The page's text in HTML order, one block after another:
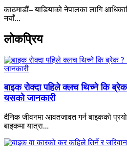
काठमाडौं– याडियाको नेपालका लागि
नयाँ...
लोकप्रिय
बाइक रोक्दा पहिले क्लच थिच्ने कि
यसको जानकारी
दैनिक जीवनमा आवतजावत गर्न बाइकको
बाइकमा यात्रा...